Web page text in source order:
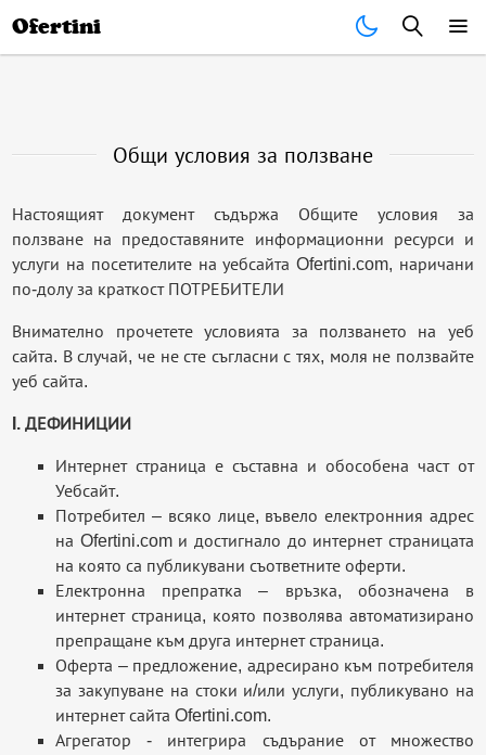
Ofertini
Общи условия за ползване
Настоящият документ съдържа Общите условия за
ползване на предоставяните информационни ресурси и
услуги на посетителите на уебсайта Ofertini.com, наричани
по-долу за краткост ПОТРЕБИТЕЛИ
Внимателно прочетете условията за ползването на уеб
сайта. В случай, че не сте съгласни с тях, моля не ползвайте
уеб сайта.
I. ДЕФИНИЦИИ
Интернет страница е съставна и обособена част от
Уебсайт.
Потребител – всяко лице, въвело електронния адрес
на Ofertini.com и достигнало до интернет страницата
на която са публикувани съответните оферти.
Електронна препратка – връзка, обозначена в
интернет страница, която позволява автоматизирано
препращане към друга интернет страница.
Оферта – предложение, адресирано към потребителя
за закупуване на стоки и/или услуги, публикувано на
интернет сайта Ofertini.com.
Агрегатор - интегрира съдърание от множество